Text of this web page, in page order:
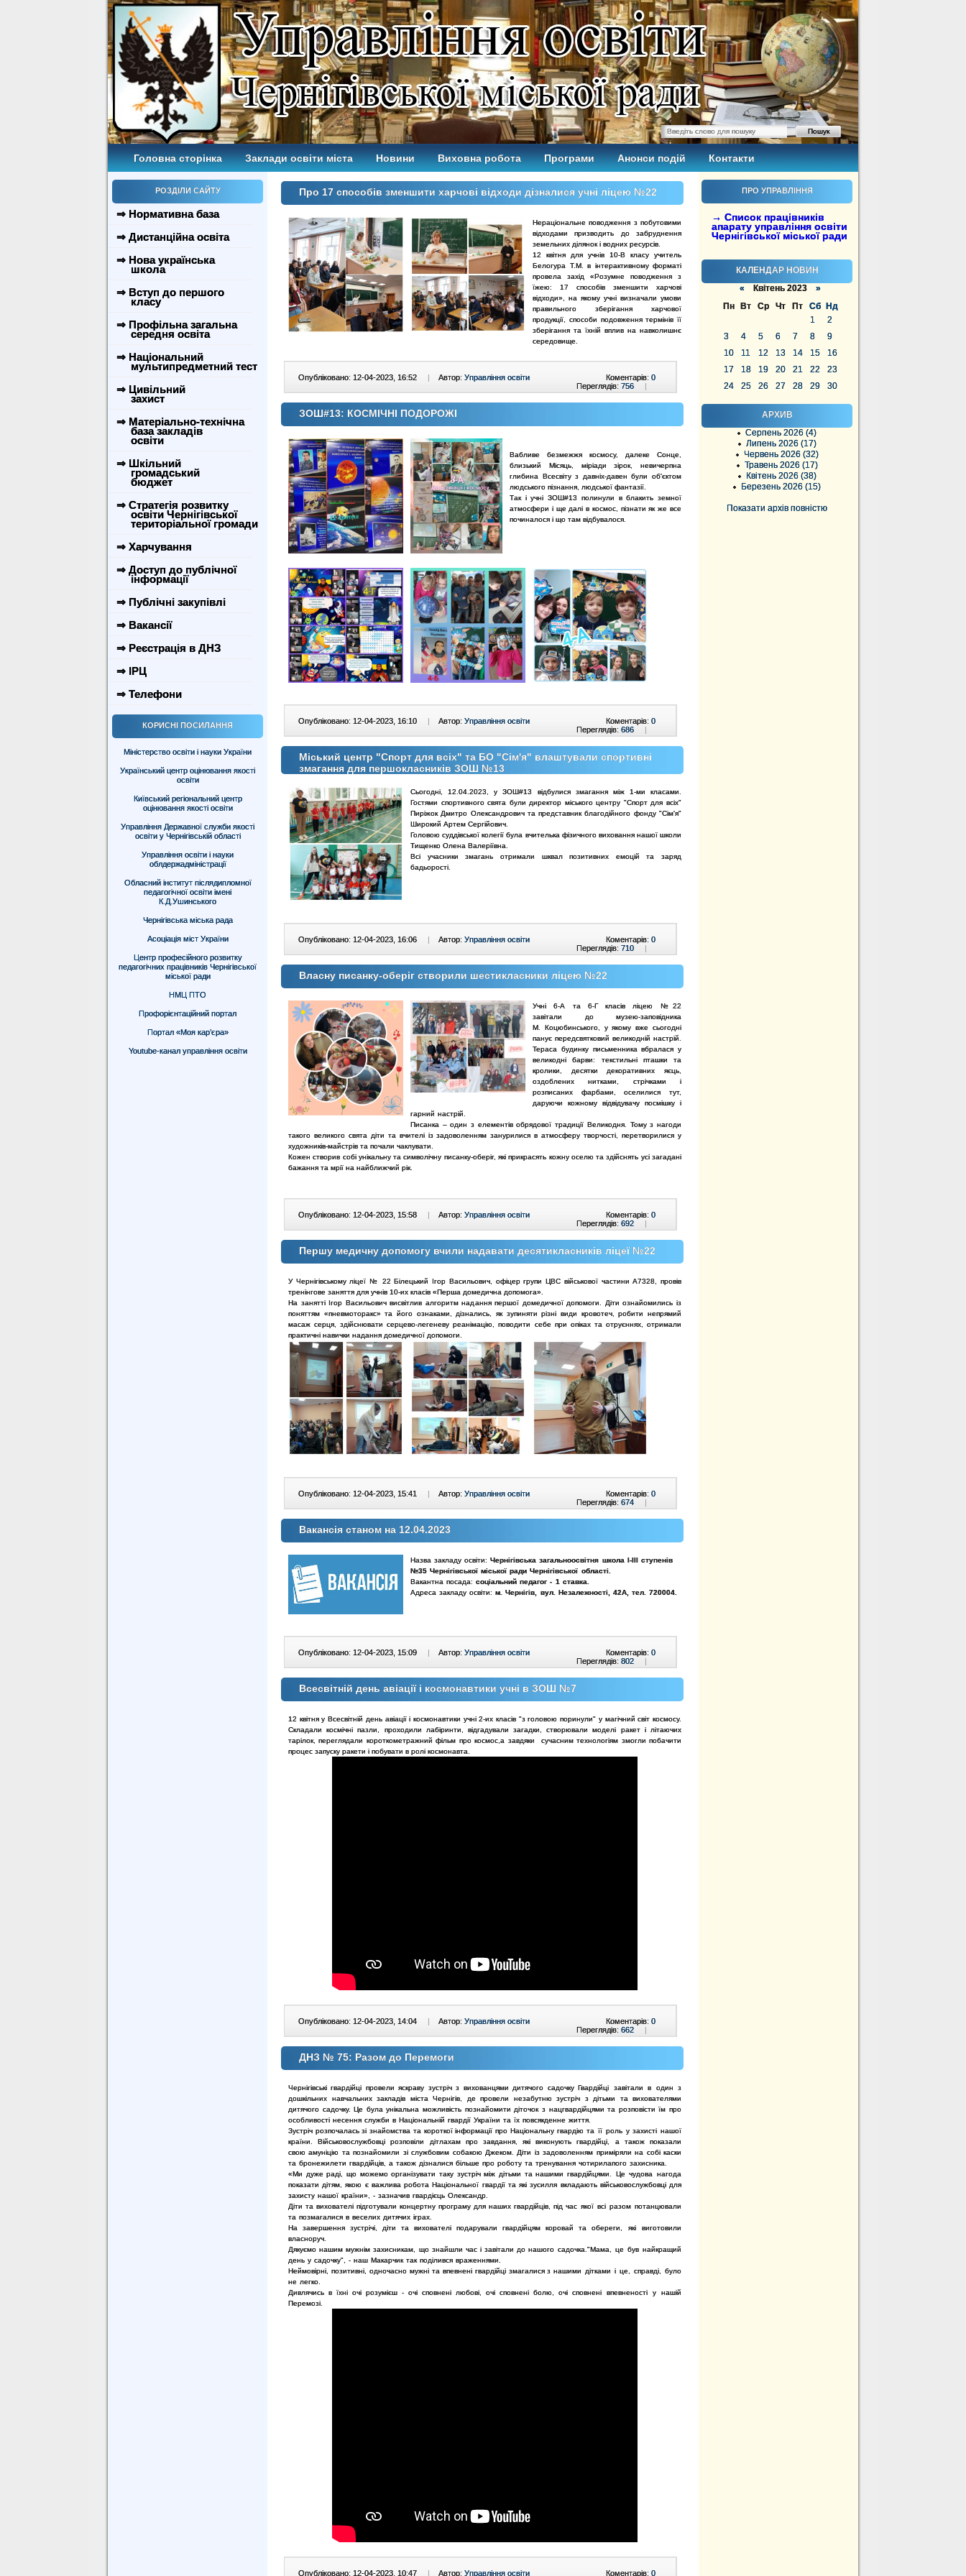
Головна сторінка Заклади освіти міста Новини Виховна робота Програми Анонси подій Контакти
РОЗДІЛИ САЙТУ
⇒ Нормативна база
⇒ Дистанційна освіта
⇒ Нова українська
школа
⇒ Вступ до першого
класу
⇒ Профільна загальна
середня освіта
⇒ Національний
мультипредметний тест
⇒ Цивільний
захист
⇒ Матеріально-технічна
база закладів
освіти
⇒ Шкільний
громадський
бюджет
⇒ Стратегія розвитку
освіти Чернігівської
територіальної громади
⇒ Харчування
⇒ Доступ до публічної
інформації
⇒ Публічні закупівлі
⇒ Вакансії
⇒ Реєстрація в ДНЗ
⇒ ІРЦ
⇒ Телефони
КОРИСНІ ПОСИЛАННЯ
Міністерство освіти і науки України
Український центр оцінювання якості
освіти
Київський регіональний центр
оцінювання якості освіти
Управління Державної служби якості
освіти у Чернігівській області
Управління освіти і науки
облдержадміністрації
Обласний інститут післядипломної
педагогічної освіти імені
К.Д.Ушинського
Чернігівська міська рада
Асоціація міст України
Центр професійного розвитку
педагогічних працівників Чернігівської
міської ради
НМЦ ПТО
Профорієнтаційний портал
Портал «Моя кар’єра»
Youtube-канал управління освіти
ПРО УПРАВЛІННЯ
→ Список працівників
апарату управління освіти
Чернігівської міської ради
КАЛЕНДАР НОВИН
« Квітень 2023 »
Пн
Вт Ср Чт Пт Сб
Нд
1
2
3
4 5 6 7 8
9
10
11 12 13 14 15
16
17
18 19 20 21 22
23
24
25 26 27 28 29 30
АРХИВ
Серпень 2026 (4)
Липень 2026 (17)
Червень 2026 (32)
Травень 2026 (17)
Квітень 2026 (38)
Березень 2026 (15)
Показати архів повністю
Про 17 способів зменшити харчові відходи дізналися учні ліцею №22
Нераціональне поводження з побутовими
відходами призводить до забруднення
земельних ділянок і водних ресурсів.
12 квітня для учнів 10-В класу учитель
Белогура Т.М. в інтерактивному форматі
провела захід «Розумне поводження з
їжею: 17 способів зменшити харчові
відходи», на якому учні визначали умови
правильного зберігання харчової
продукції, способи подовження термінів її
зберігання та їхній вплив на навколишнє
середовище.
Опубліковано: 12-04-2023, 16:52 | Автор: Управління освіти Коментарів: 0
Переглядів: 756 |
ЗОШ#13: КОСМІЧНІ ПОДОРОЖІ
Вабливе безмежжя космосу, далеке Сонце,
близький Місяць, міріади зірок, невичерпна
глибина Всесвіту з давніх-давен були об'єктом
людського пізнання, людської фантазії.
Так і учні ЗОШ#13 полинули в блакить земної
атмосфери і ще далі в космос, пізнати як же все
починалося і що там відбувалося.
Опубліковано: 12-04-2023, 16:10 | Автор: Управління освіти Коментарів: 0
Переглядів: 686 |
Міський центр "Спорт для всіх" та БО "Сім'я" влаштували спортивні
змагання для першокласників ЗОШ №13
Сьогодні, 12.04.2023, у ЗОШ#13 відбулися змагання між 1-ми класами.
Гостями спортивного свята були директор міського центру "Спорт для всіх"
Пиріжок Дмитро Олександрович та представник благодійного фонду "Сім'я"
Широкий Артем Сергійович.
Головою суддівської колегії була вчителька фізичного виховання нашої школи
Тищенко Олена Валеріївна.
Всі учасники змагань отримали шквал позитивних емоцій та заряд
бадьорості.
Опубліковано: 12-04-2023, 16:06 | Автор: Управління освіти Коментарів: 0
Переглядів: 710 |
Власну писанку-оберіг створили шестикласники ліцею №22
Учні 6-А та 6-Г класів ліцею №22
завітали до музею-заповідника
М. Коцюбинського, у якому вже сьогодні
панує передсвятковий великодній настрій.
Тераса будинку письменника вбралася у
великодні барви: текстильні пташки та
кролики, десятки декоративних яєць,
оздоблених нитками, стрічками і
розписаних фарбами, оселилися тут,
даруючи кожному відвідувачу посмішку і
гарний настрій.
Писанка – один з елементів обрядової традиції Великодня. Тому з нагоди
такого великого свята діти та вчителі із задоволенням занурилися в атмосферу творчості, перетворилися у
художників-майстрів та почали чаклувати.
Кожен створив собі унікальну та символічну писанку-оберіг, які прикрасять кожну оселю та здійснять усі загадані
бажання та мрії на найближчий рік.
Опубліковано: 12-04-2023, 15:58 | Автор: Управління освіти Коментарів: 0
Переглядів: 692 |
Першу медичну допомогу вчили надавати десятикласників ліцеї №22
У Чернігівському ліцеї № 22 Білецький Ігор Васильович, офіцер групи ЦВС військової частини А7328, провів
тренінгове заняття для учнів 10-их класів «Перша домедична допомога».
На занятті Ігор Васильович висвітлив алгоритм надання першої домедичної допомоги. Діти ознайомились із
поняттям «пневмоторакс» та його ознаками, дізнались, як зупиняти різні види кровотеч, робити непрямий
масаж серця, здійснювати серцево-легеневу реанімацію, поводити себе при опіках та отруєннях, отримали
практичні навички надання домедичної допомоги.
Опубліковано: 12-04-2023, 15:41 | Автор: Управління освіти Коментарів: 0
Переглядів: 674 |
Вакансія станом на 12.04.2023
Назва закладу освіти:Чернігівська загальноосвітня школа І-ІІІ ступенів
№35 Чернігівської міської ради Чернігівської області.
Вакантна посада:соціальний педагог - 1 ставка.
Адреса закладу освіти: м. Чернігів, вул. Незалежності, 42А, тел. 720004.
Опубліковано: 12-04-2023, 15:09 | Автор: Управління освіти Коментарів: 0
Переглядів: 802 |
Всесвітній день авіації і космонавтики учні в ЗОШ №7
12 квітня у Всесвітній день авіації і космонавтики учні 2-их класів "з головою поринули" у магічний світ космосу.
Складали космічні пазли, проходили лабіринти, відгадували загадки, створювали моделі ракет і літаючих
тарілок, переглядали короткометражний фільм про космос,а завдяки сучасним технологіям змогли побачити
процес запуску ракети і побувати в ролі космонавта.
Опубліковано: 12-04-2023, 14:04 | Автор: Управління освіти Коментарів: 0
Переглядів: 662 |
ДНЗ № 75: Разом до Перемоги
Чернігівські гвардійці провели яскраву зустріч з вихованцями дитячого садочкуГвардійці завітали в один з
дошкільних навчальних закладів міста Чернігів,
де провели незабутню зустріч з дітьми та вихователями
дитячого садочку. Це була унікальна можливість познайомити діточок з нацгвардійцями та розповісти їм про
особливості несення служби в Національній гвардії України та їх повсякденне життя.
Зустріч розпочалась зі знайомства та короткої інформації про Національну гвардію та її роль у захисті нашої
країни. Військовослужбовці розповіли
дітлахам про завдання, які виконують гвардійці, а також показали
своюамуніцію та познайомили зі службовим собакою Джеком. Діти із задоволенням приміряли на собі каски
та бронежилети гвардійців, а також дізналися більше про роботу та тренування чотирилапого захисника.
«Ми дуже раді, що можемо організувати таку зустріч між дітьми та нашими гвардійцями. Це чудова нагода
показати дітям, якою є важлива роботаНаціональної гвардії та які зусилля вкладають військовослужбовці для
захисту нашої країни», - зазначив гвардієць Олександр.
Діти та вихователі підготували концертну програму для наших гвардійців, під час якої всі разом потанцювали
та позмагалися в веселих дитячих іграх.
На завершення зустрічі, діти та вихователі подарували гвардійцям коровай та обереги, які виготовили
власноруч.
Дякуємо нашим мужнім захисникам, що знайшли час і завітали до нашого садочка."Мама, це був найкращий
день у садочку", - наш Макарчик так поділився враженнями.
Неймовірні, позитивні, одночасно мужні та впевнені гвардійці змагалися знашими дітками і це, справді, було
не легко.
Дивлячись в їхні очі розумієш - очі сповнені любові, очі сповнені болю, очі сповнені впевненості у нашій
Перемозі.
Опубліковано: 12-04-2023, 10:47 | Автор: Управління освіти Коментарів: 0